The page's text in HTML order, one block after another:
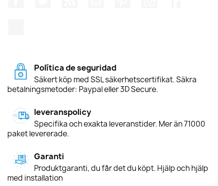
Política de seguridad
Säkert köp med SSL säkerhetscertifikat. Säkra
betalningsmetoder: Paypal eller 3D Secure.
leveranspolicy
Specifika och exakta leveranstider. Mer än 71000
paket levererade.
Garanti
Produktgaranti, du får det du köpt. Hjälp och hjälp
med installation